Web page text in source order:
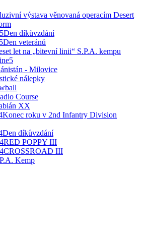
výstava věnovaná operacím Desert
Den díkůvzdání
Den veteránů
let na „bitevní linii“ S.P.A. kempu
- Milovice
nálepky
Course
XX
Konec roku v 2nd Infantry Division
Den díkůvzdání
RED POPPY III
CROSSROAD III
Kemp